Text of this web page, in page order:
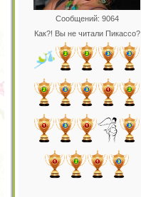
Сообщений: 9064
Как?! Вы не читали Пикассо?